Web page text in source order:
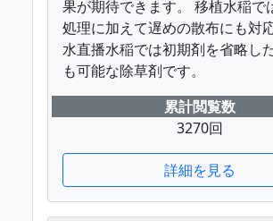
果が期待できます。 移植水稲で
処理に加えて遅めの散布にも対
水直播水稲では初期剤を省略し
も可能な除草剤です。
累計閲覧数
3270回
詳細を見る